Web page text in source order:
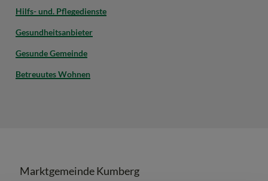
Hilfs- und. Pflegedienste
Gesundheitsanbieter
Gesunde Gemeinde
Betreuutes Wohnen
Marktgemeinde Kumberg